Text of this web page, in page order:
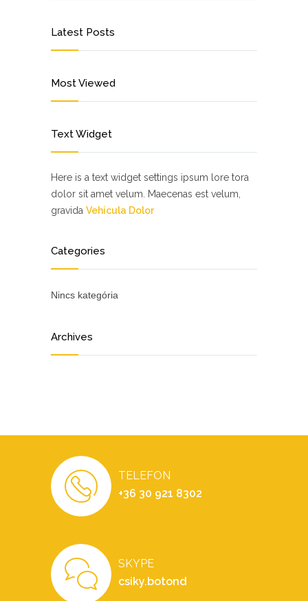
Latest Posts
Most Viewed
Text Widget
Here is a text widget settings ipsum lore tora
dolor sit amet velum. Maecenas est velum,
gravida Vehicula Dolor
Categories
Nincs kategória
Archives
TELEFON
+36 30 921 8302
SKYPE
csiky.botond